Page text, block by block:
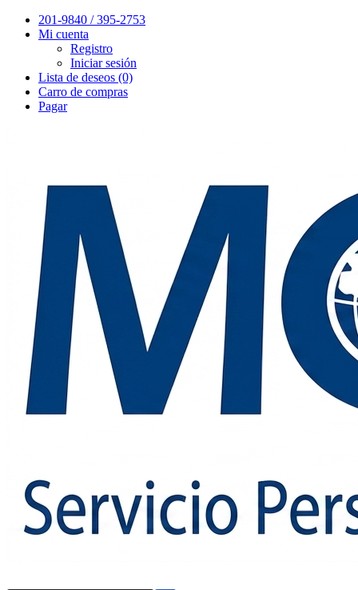
201-9840 / 395-2753
Mi cuenta
Registro
Iniciar sesión
Lista de deseos (0)
Carro de compras
Pagar